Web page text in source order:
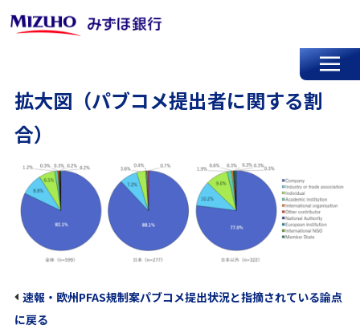
拡大図（パブコメ提出者に関する割
合）
速報・欧州PFAS規制案パブコメ提出状況と指摘されている論点
に戻る